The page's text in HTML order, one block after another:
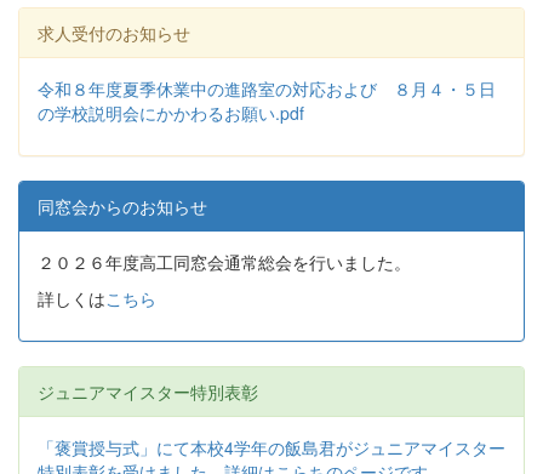
求人受付のお知らせ
令和８年度夏季休業中の進路室の対応および ８月４・５日
の学校説明会にかかわるお願い.pdf
同窓会からのお知らせ
２０２６年度高工同窓会通常総会を行いました。
詳しくはこちら
ジュニアマイスター特別表彰
「褒賞授与式」にて本校4学年の飯島君がジュニアマイスター